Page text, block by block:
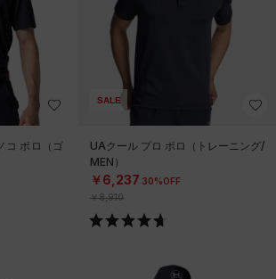
コ ポロ（ゴ
SALE
UAクール プロ ポロ（トレーニング/
MEN）
￥6,237 30%OFF
￥8,910